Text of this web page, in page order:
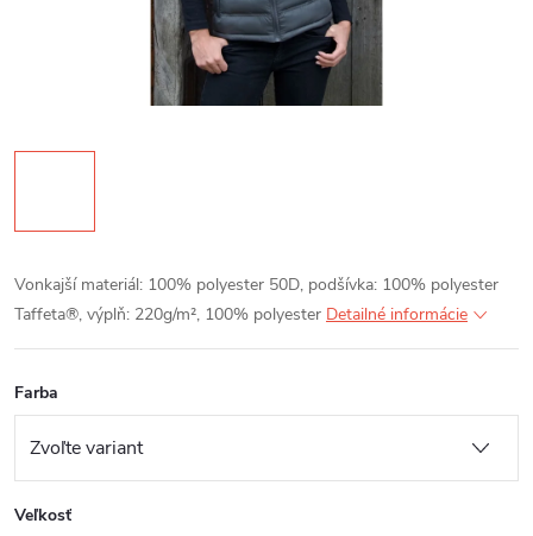
Vonkajší materiál: 100% polyester 50D, podšívka: 100% polyester
Taffeta®, výplň: 220g/m², 100% polyester Detailné informácie
Farba
Veľkosť